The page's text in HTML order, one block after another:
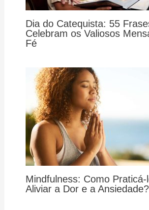
Dia do Catequista: 55
Celebram os Valiosos
Fé
Mindfulness: Como Praticá-
Aliviar a Dor e a Ansiedade?